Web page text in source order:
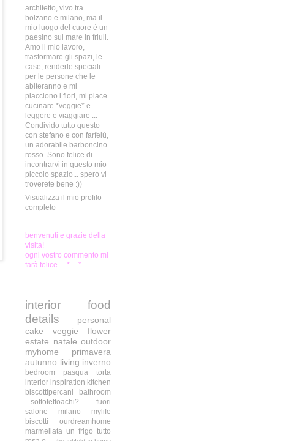
architetto, vivo tra
bolzano e milano, ma il
mio luogo del cuore è un
paesino sul mare in friuli.
Amo il mio lavoro,
trasformare gli spazi, le
case, renderle speciali
per le persone che le
abiteranno e mi
piacciono i fiori, mi piace
cucinare *veggie* e
leggere e viaggiare ...
Condivido tutto questo
con stefano e con farfelù,
un adorabile barboncino
rosso. Sono felice di
incontrarvi in questo mio
piccolo spazio... spero vi
troverete bene :))
Visualizza il mio profilo
completo
benvenuti e grazie della
visita!
ogni vostro commento mi
farà felice ... *__*
interior
food
details
personal
cake
veggie
flower
estate natale outdoor
myhome
primavera
autunno living inverno
bedroom pasqua
torta
interior inspiration kitchen
biscottipercani
bathroom
...sottotettoachi?
fuori
salone milano
mylife
biscotti
ourdreamhome
marmellata un frigo tutto